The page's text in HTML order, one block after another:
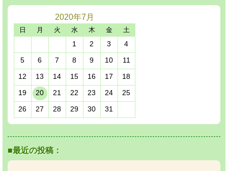
2020年7月
日 月 火 水 木 金 土
1 2 3
4
5
6 7 8 9 10
11
12
13 14 15 16 17
18
19
20 21 22 23 24
25
26
27 28 29 30 31
■最近の投稿：